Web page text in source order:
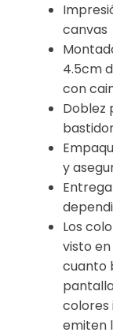
canvas
4.5cm
con
Doblez
y
Los
visto
cuanto
colores
emiten